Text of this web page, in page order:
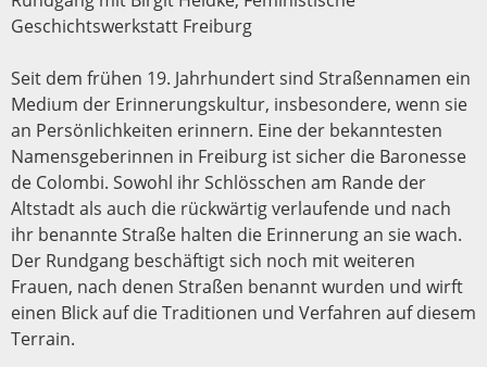
Geschichtswerkstatt Freiburg
Seit dem frühen 19. Jahrhundert sind Straßennamen ein
Medium der Erinnerungskultur, insbesondere, wenn sie
an Persönlichkeiten erinnern. Eine der bekanntesten
Namensgeberinnen in Freiburg ist sicher die Baronesse
de Colombi. Sowohl ihr Schlösschen am Rande der
Altstadt als auch die rückwärtig verlaufende und nach
ihr benannte Straße halten die Erinnerung an sie wach.
Der Rundgang beschäftigt sich noch mit weiteren
Frauen, nach denen Straßen benannt wurden und wirft
einen Blick auf die Traditionen und Verfahren auf diesem
Terrain.